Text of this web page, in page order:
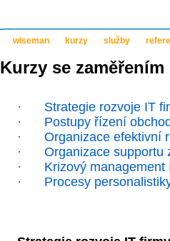
wiseman kurzy služby
Kurzy se
·
Strategie rozvoje IT
·
Postupy řízení
·
Organizace efektivní
·
Organizace supportu
·
Krizový management
·
Procesy